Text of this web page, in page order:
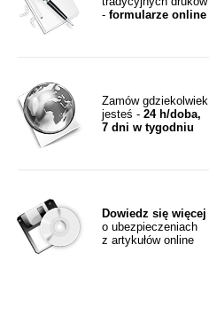
- formularze online
Zamów gdziekolwiek
jesteś - 24 h/doba,
7 dni w tygodniu
Dowiedz się więcej
o ubezpieczeniach
z artykułów online